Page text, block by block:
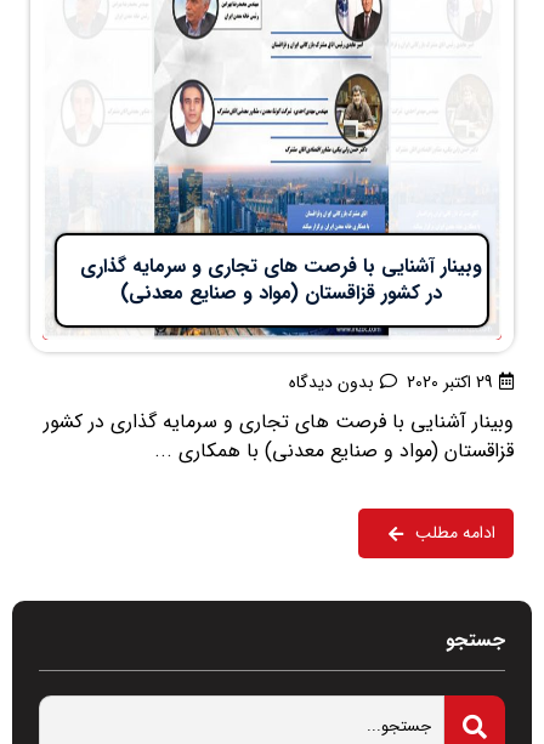
وبینار آشنایی با فرصت های تجاری و سرمایه گذاری
در کشور قزاقستان (مواد و صنایع معدنی)
29 اکتبر 2020 بدون دیدگاه
وبینار آشنایی با فرصت های تجاری و سرمایه گذاری در کشور
قزاقستان (مواد و صنایع معدنی) با همکاری ...
ادامه مطلب
جستجو